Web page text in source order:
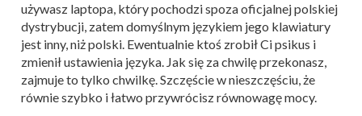
używasz laptopa, który pochodzi spoza oficjalnej polskiej
dystrybucji, zatem domyślnym językiem jego klawiatury
jest inny, niż polski. Ewentualnie ktoś zrobił Ci psikus i
zmienił ustawienia języka. Jak się za chwilę przekonasz,
zajmuje to tylko chwilkę. Szczęście w nieszczęściu, że
równie szybko i łatwo przywrócisz równowagę mocy.